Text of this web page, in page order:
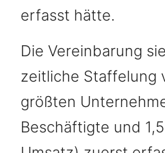
erfasst hätte.
Die Vereinbarung
zeitliche Staffelung
größten
Beschäftigte und